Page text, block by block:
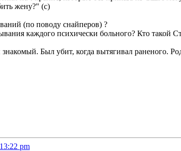
жену?" (с)
(по поводу снайперов) ?
каждого психически больного? Кто такой
Был убит, когда вытягивал раненого.
pm